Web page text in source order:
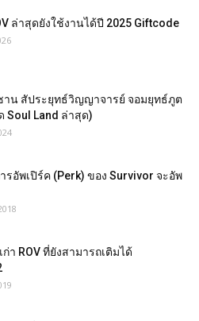
ล่าสุดยังใช้งานได้ปี 2025 Giftcode
าน สัประยุทธ์วิญญาจารย์ จอมยุทธ์ภูต
Soul Land ล่าสุด)
ารอัพเปิร์ค (Perk) ของ Survivor จะอัพ
า ROV ที่ยังสามารถเติมได้